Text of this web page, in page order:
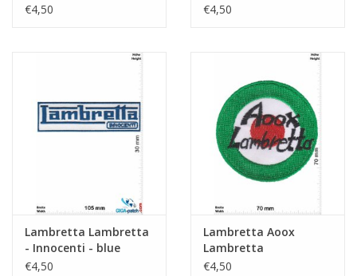
€4,50
€4,50
Lambretta Lambretta
- Innocenti - blue
€4,50
Lambretta Aoox
Lambretta
€4,50